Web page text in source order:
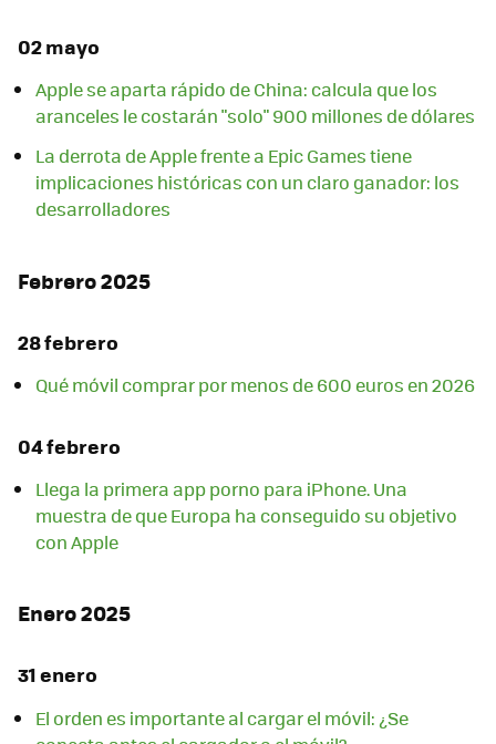
02 mayo
Apple se aparta rápido de China: calcula que los
aranceles le costarán "solo" 900 millones de dólares
La derrota de Apple frente a Epic Games tiene
implicaciones históricas con un claro ganador: los
desarrolladores
Febrero 2025
28 febrero
Qué móvil comprar por menos de 600 euros en 2026
04 febrero
Llega la primera app porno para iPhone. Una
muestra de que Europa ha conseguido su objetivo
con Apple
Enero 2025
31 enero
El orden es importante al cargar el móvil: ¿Se